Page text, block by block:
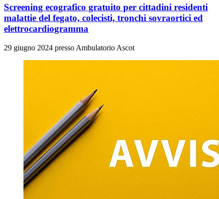
Screening ecografico gratuito per cittadini residenti
malattie del fegato, colecisti, tronchi sovraortici ed
elettrocardiogramma
29 giugno 2024 presso Ambulatorio Ascot